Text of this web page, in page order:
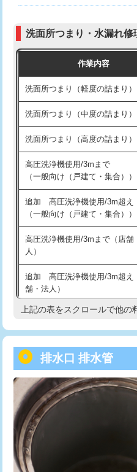
モルタル補修（厚さ10㎝まで）
モルタル補修（厚さ10㎝超え）
洗面台設置
バスタブ設置
追加人工
廃棄・処分
※給水管工事は20mmまでの
（P/S/ポップアップ））
交換・取付（その他部品）
持込商品取付（単水栓）
持込商品取付（混合水栓）
持込商品取付（浄水器・分岐
給水管工事※（ホール加工)
給水管工事※（バンド止め)
給水管工事※（支持金具設置)
給水管工事※（保温材使用（
め込み）)
給水管工事※（土の掘削・埋
業)
給水管工事※（塩ビ管（VP・HI
用/3ｍまで)
用（追加）/3ｍ超え)
給水管工事※（ライニング鋼
管・ポリ管・HT管使用/3ｍま
給水管工事※（ライニング鋼管
管・ポリ管・HT管使用/3ｍ超え)
排水管工事（土の掘削・埋め戻
業）
洗面所つまり・水漏れ修
作業内容
洗面所つまり（軽度の詰まり）
洗面所つまり（中度の詰まり）
洗面所つまり（高度の詰まり）
高圧洗浄機使用/3mまで
（一般向け（戸建て・集合））
追加 高圧洗浄機使用/3m超え
（一般向け（戸建て・集合））
高圧洗浄機使用/3mまで（店舗
人）
追加 高圧洗浄機使用/3m超え
舗・法人）
高度高圧洗浄換
トーラー機使用/3mまで
追加トーラー機使用/3m超え
カメラ調査
桝清掃
止水・漏水調査・防水処理・清
上記の表をスクロールで他の
排水口 排水管